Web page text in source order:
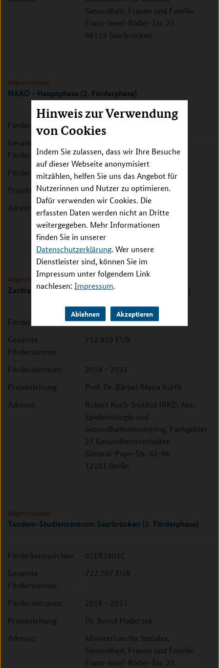
Hinweis zur Verwendung
von Cookies
Indem Sie zulassen, dass wir Ihre Besuche
auf dieser Webseite anonymisiert
mitzählen, helfen Sie uns das Angebot für
Nutzerinnen und Nutzer zu optimieren.
Dafür verwenden wir Cookies. Die
erfassten Daten werden nicht an Dritte
weitergegeben. Mehr Informationen
finden Sie in unserer
Datenschutzerklärung. Wer unsere
Dienstleister sind, können Sie im
Impressum unter folgendem Link
nachlesen: Impressum.
Ablehnen Akzeptieren
Gesundheit, Frauen und Familie
Franz-Josef-Röder-Str. 23
66119 Saarbrücken
Abgeschlossen
NAKO - Hauptphase (2. Förderphase)
Förderkennzeichen:
01ER1801A
Gesamte
Fördersumme:
Förderzeitraum:
2018 - 2023
Projektleitung:
Prof. Dr. Annette Peters
Adresse:
NAKO e.V.
Am Taubenfeld 21/2
Abgeschlossen
Zentrale externe Qualitätssicherung (2. Förderphase)
Förderkennzeichen:
01ER1801B
Gesamte
Fördersumme:
712.959 EUR
Förderzeitraum:
2018 - 2023
Projektleitung:
Prof. Dr. Bärbel-Maria Kurth
Adresse:
Robert Koch-Institut (RKI), Abt.
Epidemiologie und
Gesundheitsmonitoring, Fachgebiet
27 Gesundheitsverhalten
General-Pape-Str. 62-66
12101 Berlin
Abgeschlossen
Tandem-Studienzentrum Saarbrücken (2. Förderphase)
Förderkennzeichen:
01ER1801C
Gesamte
Fördersumme:
722.707 EUR
Förderzeitraum:
2018 - 2023
Projektleitung:
Dr. Bernd Holleczek
Adresse:
Ministerium für Soziales,
Gesundheit, Frauen und Familie
Franz-Josef-Röder-Str. 23